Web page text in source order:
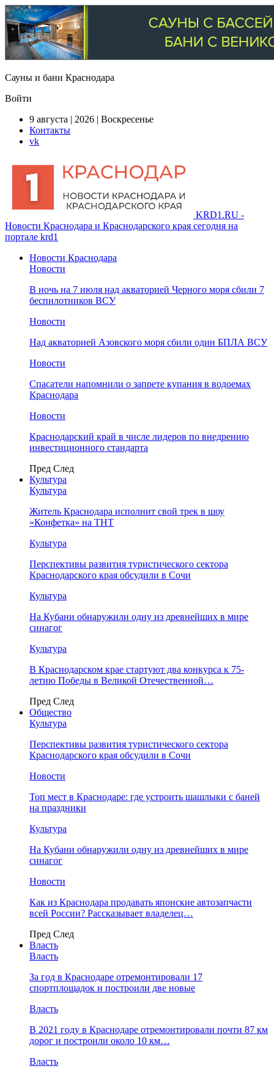
Сауны и бани Краснодара
Войти
9 августа | 2026 | Воскресенье
Контакты
vk
KRD1.RU -
Новости Краснодара и Краснодарского края сегодня на
портале krd1
Новости Краснодара
Новости
В ночь на 7 июля над акваторией Черного моря сбили 7
беспилотников ВСУ
Новости
Над акваторией Азовского моря сбили один БПЛА ВСУ
Новости
Спасатели напомнили о запрете купания в водоемах
Краснодара
Новости
Краснодарский край в числе лидеров по внедрению
инвестиционного стандарта
Пред След
Культура
Культура
Житель Краснодара исполнит свой трек в шоу
«Конфетка» на ТНТ
Культура
Перспективы развития туристического сектора
Краснодарского края обсудили в Сочи
Культура
На Кубани обнаружили одну из древнейших в мире
синагог
Культура
В Краснодарском крае стартуют два конкурса к 75-
летию Победы в Великой Отечественной…
Пред След
Общество
Культура
Перспективы развития туристического сектора
Краснодарского края обсудили в Сочи
Новости
Топ мест в Краснодаре: где устроить шашлыки с баней
на праздники
Культура
На Кубани обнаружили одну из древнейших в мире
синагог
Новости
Как из Краснодара продавать японские автозапчасти
всей России? Рассказывает владелец…
Пред След
Власть
Власть
За год в Краснодаре отремонтировали 17
спортплощадок и построили две новые
Власть
В 2021 году в Краснодаре отремонтировали почти 87 км
дорог и построили около 10 км…
Власть